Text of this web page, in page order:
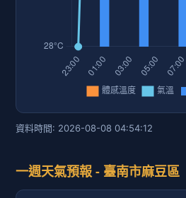
資料時間: 2026-08-08 04:54:12
一週天氣預報 - 臺南市麻豆區